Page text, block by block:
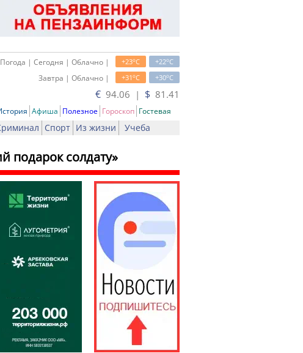
+22oC
+23oC
Погода | Сегодня | Облачно |
+30oC
+31oC
Завтра | Облачно |
€ 94.06 | $ 81.41
Афиша Полезное Гороскоп Гостевая
Спорт Из жизни Учеба
подарок солдату»
Печать